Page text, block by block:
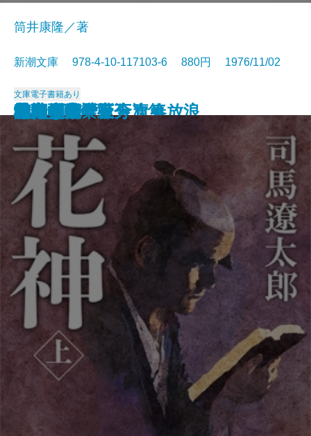
日本の伝説
城塞〔上〕
城塞〔中〕
城塞〔下〕
妖精配給会社
冬の鷹
幼き日のこと・青春放浪
栄光の岩壁〔上〕
栄光の岩壁〔下〕
狂気の沙汰も金次第
筒井康隆／著
新潮文庫 978-4-10-117103-6 880円 1976/11/02
文庫電子書籍あり
花神〔上〕
花神〔中〕
花神〔下〕
二百十日・野分
坑夫
文鳥・夢十夜
幸福な死
マイ国家
雄気堂々〔上〕
雄気堂々〔下〕